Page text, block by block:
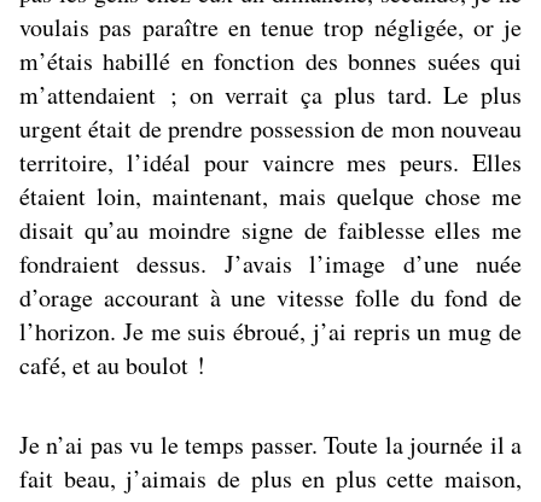
voulais pas paraître en tenue trop négligée, or je
m’étais habillé en fonction des bonnes suées qui
m’attendaient ; on verrait ça plus tard. Le plus
urgent était de prendre possession de mon nouveau
territoire, l’idéal pour vaincre mes peurs. Elles
étaient loin, maintenant, mais quelque chose me
disait qu’au moindre signe de faiblesse elles me
fondraient dessus. J’avais l’image d’une nuée
d’orage accourant à une vitesse folle du fond de
l’horizon. Je me suis ébroué, j’ai repris un mug de
café, et au boulot !
Je n’ai pas vu le temps passer. Toute la journée il a
fait beau, j’aimais de plus en plus cette maison,